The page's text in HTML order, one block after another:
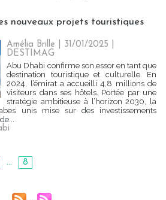
nouveaux projets touristiques
Amélia Brille | 31/01/2025
DESTIMAG
Abu Dhabi confirme son essor en tant que
destination touristique et culturelle. En
2024, l’émirat a accueilli 4,8 millions de
visiteurs dans ses hôtels. Portée par une
stratégie ambitieuse à l’horizon 2030, la
unis mise sur des investissements
... 8